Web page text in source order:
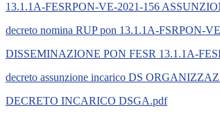
13.1.1A-FESRPON-VE-2021-156
decreto nomina RUP pon 13.1.1A-FSRPON-
DISSEMINAZIONE PON FESR 13.1.1A-
decreto assunzione incarico DS
DECRETO INCARICO DSGA.pdf